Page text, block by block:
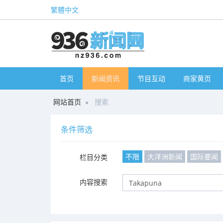
繁體中文
首页 新闻资讯 节目互动 商家黄页
网站首页 搜索
条件筛选
栏目分类 不限 大洋洲新闻 国际要闻
内容搜索